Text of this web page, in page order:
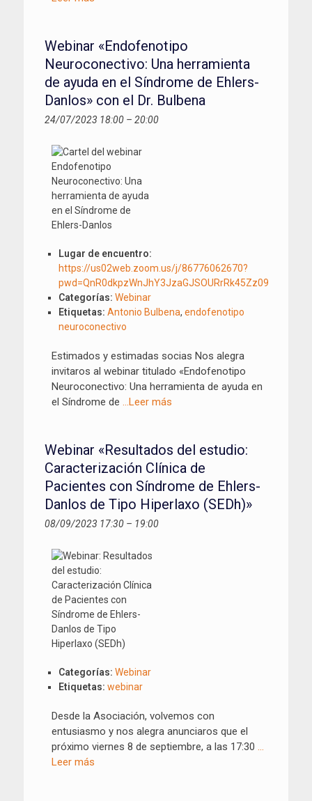
Webinar «Endofenotipo
Neuroconectivo: Una herramienta
de ayuda en el Síndrome de Ehlers-
Danlos» con el Dr. Bulbena
24/07/2023 18:00 – 20:00
Lugar de encuentro:
https://us02web.zoom.us/j/86776062670?
pwd=QnR0dkpzWnJhY3JzaGJSOURrRk45Zz09
Categorías: Webinar
Etiquetas: Antonio Bulbena, endofenotipo
neuroconectivo
Estimados y estimadas socias Nos alegra
invitaros al webinar titulado «Endofenotipo
Neuroconectivo: Una herramienta de ayuda en
el Síndrome de …Leer más
Webinar «Resultados del estudio:
Caracterización Clínica de
Pacientes con Síndrome de Ehlers-
Danlos de Tipo Hiperlaxo (SEDh)»
08/09/2023 17:30 – 19:00
Categorías: Webinar
Etiquetas: webinar
Desde la Asociación, volvemos con
entusiasmo y nos alegra anunciaros que el
próximo viernes 8 de septiembre, a las 17:30 …
Leer más